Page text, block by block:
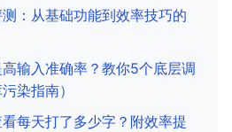
：从基础功能到效率技巧的
输入准确率？教你5个底层调
染指南）
每天打了多少字？附效率提